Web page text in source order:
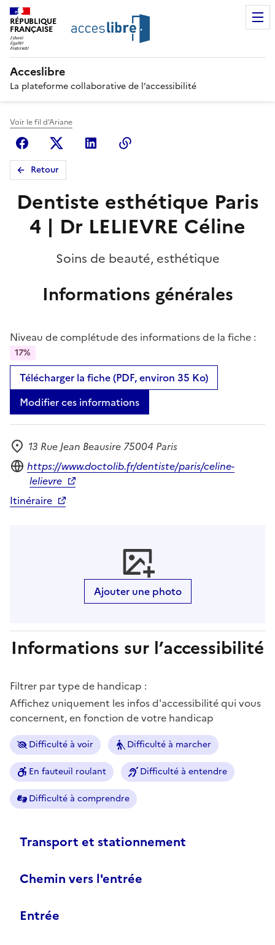
RÉPUBLIQUE
FRANÇAISE
Acceslibre
La plateforme collaborative de l’accessibilité
Voir le fil d'Ariane
FacebookX (anciennement Twitter)
Linkedin
Retour
Dentiste esthétique Paris
4 | Dr LELIEVRE Céline
Soins de beauté, esthétique
Informations générales
Niveau de complétude des informations de la fiche :
17%
Télécharger la fiche (PDF, environ 35 Ko)
Modifier ces informations
Adresse
13 Rue Jean Beausire 75004 Paris
Site internet
https://www.doctolib.fr/dentiste/paris/celine-
lelievre
Itinéraire
Ajouter une photo
Informations sur l’accessibilité
Filtrer par type de handicap :
Affichez uniquement les infos d'accessibilité qui vous
concernent, en fonction de votre handicap
Difficulté à voir Difficulté à marcher
En fauteuil roulant Difficulté à entendre
Difficulté à comprendre
Transport et stationnement
Chemin vers l'entrée
Entrée